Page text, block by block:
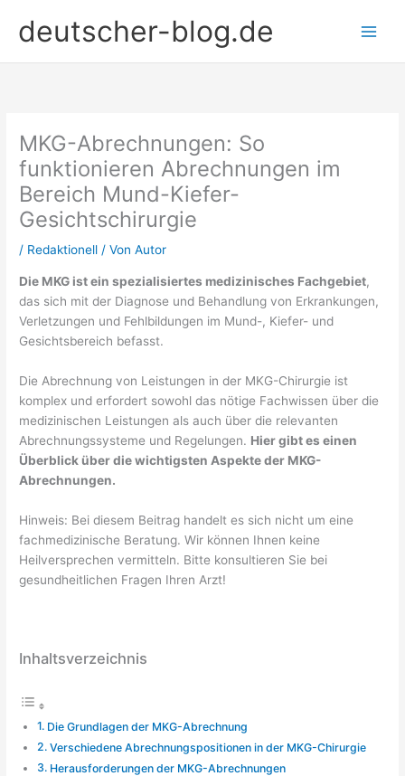
Inhaltdeutscher-blog.de
MKG-Abrechnungen: So
funktionieren Abrechnungen im
Bereich Mund-Kiefer-
Gesichtschirurgie
/ Redaktionell / VonAutor
Die MKG ist ein spezialisiertes medizinisches Fachgebiet,
das sich mit der Diagnose und Behandlung von Erkrankungen,
Verletzungen und Fehlbildungen im Mund-, Kiefer- und
Gesichtsbereich befasst.
Die Abrechnung von Leistungen in der MKG-Chirurgie ist
komplex und erfordert sowohl das nötige Fachwissen über die
medizinischen Leistungen als auch über die relevanten
Abrechnungssysteme und Regelungen. Hier gibt es einen
Überblick über die wichtigsten Aspekte der MKG-
Abrechnungen.
Hinweis: Bei diesem Beitrag handelt es sich nicht um eine
fachmedizinische Beratung. Wir können Ihnen keine
Heilversprechen vermitteln. Bitte konsultieren Sie bei
gesundheitlichen Fragen Ihren Arzt!
Inhaltsverzeichnis
Die Grundlagen der MKG-Abrechnung
Verschiedene Abrechnungspositionen in der MKG-Chirurgie
Herausforderungen der MKG-Abrechnungen